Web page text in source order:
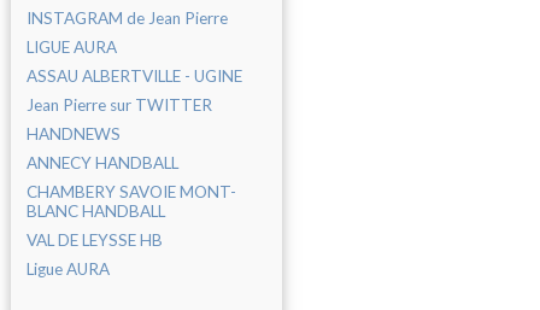
INSTAGRAM de Jean Pierre
LIGUE AURA
ASSAU ALBERTVILLE - UGINE
Jean Pierre sur TWITTER
HANDNEWS
ANNECY HANDBALL
CHAMBERY SAVOIE MONT-
BLANC HANDBALL
VAL DE LEYSSE HB
Ligue AURA